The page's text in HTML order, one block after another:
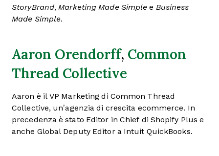
StoryBrand, Marketing Made Simple e Business
Made Simple.
Aaron Orendorff, Common
Thread Collective
Aaron è il VP Marketing di Common Thread
Collective, un’agenzia di crescita ecommerce. In
precedenza è stato Editor in Chief di Shopify Plus e
anche Global Deputy Editor a Intuit QuickBooks.